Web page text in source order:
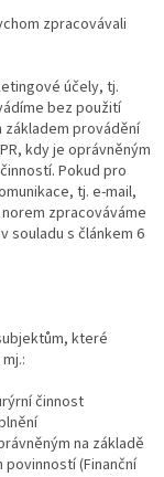
zpracovávali
účely, tj.
bez použití
provádění
kdy je oprávněným
Pokud pro
tj. e-mail,
zpracováváme
souladu s článkem 6
které
činnost
na základě
(Finanční